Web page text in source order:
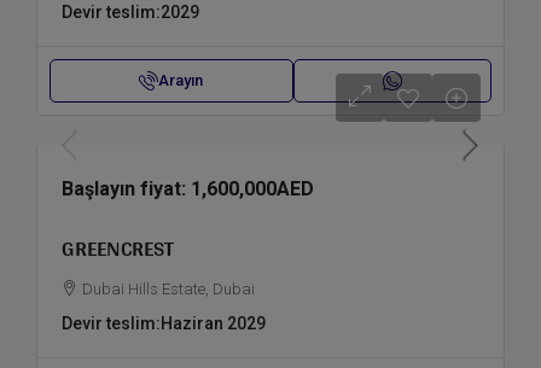
Devir teslim:2029
Arayın
Başlayın fiyat: 1,600,000AED
GREENCREST
Dubai Hills Estate, Dubai
Devir teslim:Haziran 2029